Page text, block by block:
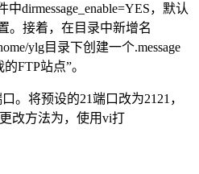
中dirmessage_enable=YES，默认
。接着，在目录中新增名
ylg目录下创建一个.message
FTP站点”。
。将预设的21端口改为2121，
改方法为，使用vi打